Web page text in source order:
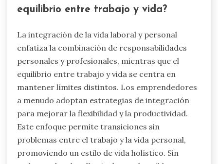
equilibrio entre trabajo y vida?
La integración de la vida laboral y personal
enfatiza la combinación de responsabilidades
personales y profesionales, mientras que el
equilibrio entre trabajo y vida se centra en
mantener límites distintos. Los emprendedores
a menudo adoptan estrategias de integración
para mejorar la flexibilidad y la productividad.
Este enfoque permite transiciones sin
problemas entre el trabajo y la vida personal,
promoviendo un estilo de vida holístico. Sin